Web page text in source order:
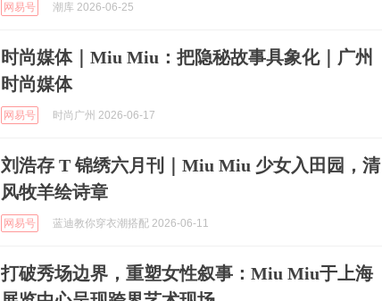
网易号 潮库 2026-06-25
时尚媒体｜Miu Miu：把隐秘故事具象化｜广州
时尚媒体
网易号 时尚广州 2026-06-17
刘浩存 T 锦绣六月刊｜Miu Miu 少女入田园，清
风牧羊绘诗章
网易号 蓝迪教你穿衣潮搭配 2026-06-11
打破秀场边界，重塑女性叙事：Miu Miu于上海